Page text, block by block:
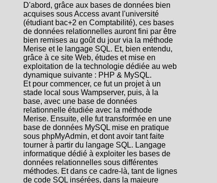
D'abord, grâce aux bases de données bien
acquises sous Access avant l'université
(étudiant bac+2 en Comptabilité), ces bases
de données relationnelles auront fini par être
bien remises au goût du jour via la méthode
Merise et le langage SQL. Et, bien entendu,
grâce à ce site Web, études et mise en
exploitation de la technologie dédiée au web
dynamique suivante : PHP & MySQL.
Et pour commencer, ce fut un projet à un
stade local sous Wampserver, puis, à la
base, avec une base de données
relationnelle étudiée avec la méthode
Merise. Ensuite, elle fut transformée en une
base de données MySQL mise en pratique
sous phpMyAdmin, et dont avoir tant faite
tourner à partir du langage SQL. Langage
informatique dédié à exploiter les bases de
données relationnelles sous différentes
méthodes. Et dans ce cadre-là, tant de lignes
de code SQL insérées, dans la majeure